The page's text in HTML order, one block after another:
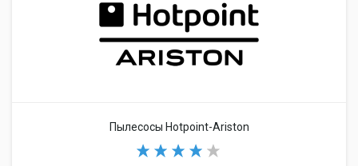
Пылесосы Hotpoint-Ariston